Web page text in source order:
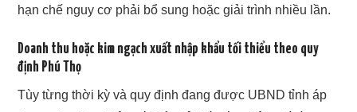
hạn chế nguy cơ phải bổ sung hoặc giải trình nhiều lần.
Doanh thu hoặc kim ngạch xuất nhập khẩu tối thiểu theo quy
định Phú Thọ
Tùy từng thời kỳ và quy định đang được UBND tỉnh áp